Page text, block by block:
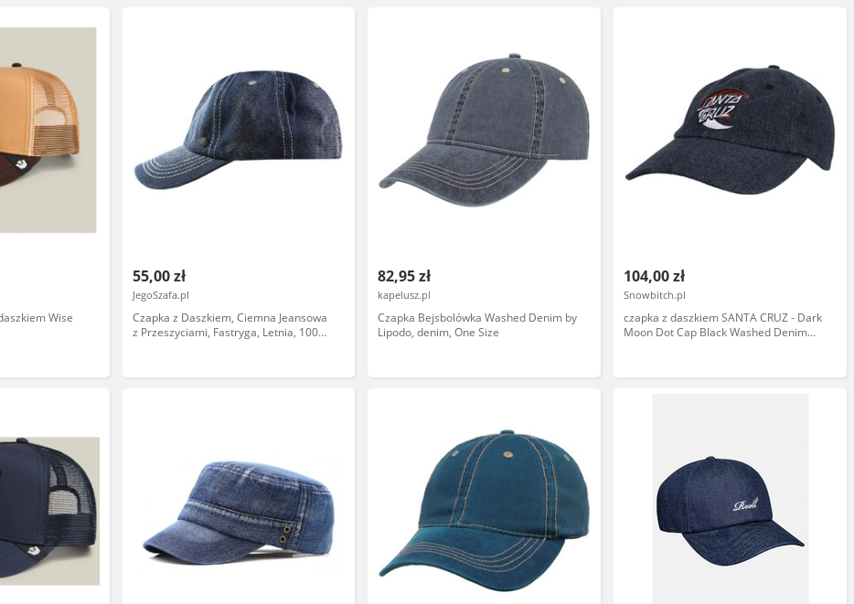
Wise
55,00 zł
JegoSzafa.pl
Czapka z Daszkiem, Ciemna Jeansowa
z Przeszyciami, Fastryga, Letnia, 100%
82,95 zł
kapelusz.pl
Czapka Bejsbolówka Washed Denim by
Lipodo, denim, One Size
104,00 zł
Snowbitch.pl
czapka z daszkiem SANTA CRUZ - Dark
Moon Dot Cap Black Washed Denim